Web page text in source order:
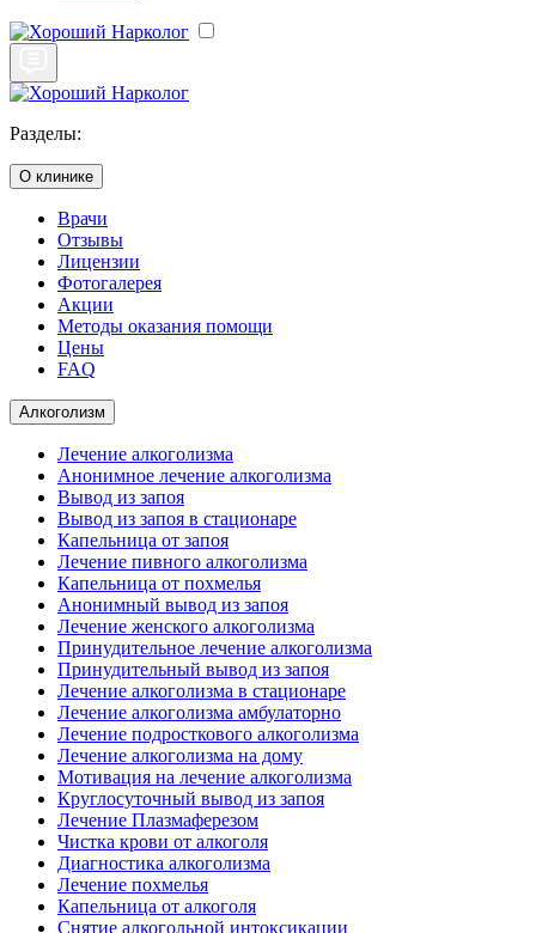
Разделы:
О клинике
Врачи
Отзывы
Лицензии
Фотогалерея
Акции
Методы оказания помощи
Цены
FAQ
Алкоголизм
Лечение алкоголизма
Анонимное лечение алкоголизма
Вывод из запоя
Вывод из запоя в стационаре
Капельница от запоя
Лечение пивного алкоголизма
Капельница от похмелья
Анонимный вывод из запоя
Лечение женского алкоголизма
Принудительное лечение алкоголизма
Принудительный вывод из запоя
Лечение алкоголизма в стационаре
Лечение алкоголизма амбулаторно
Лечение подросткового алкоголизма
Лечение алкоголизма на дому
Мотивация на лечение алкоголизма
Круглосуточный вывод из запоя
Лечение Плазмаферезом
Чистка крови от алкоголя
Диагностика алкоголизма
Лечение похмелья
Капельница от алкоголя
Снятие алкогольной интоксикации